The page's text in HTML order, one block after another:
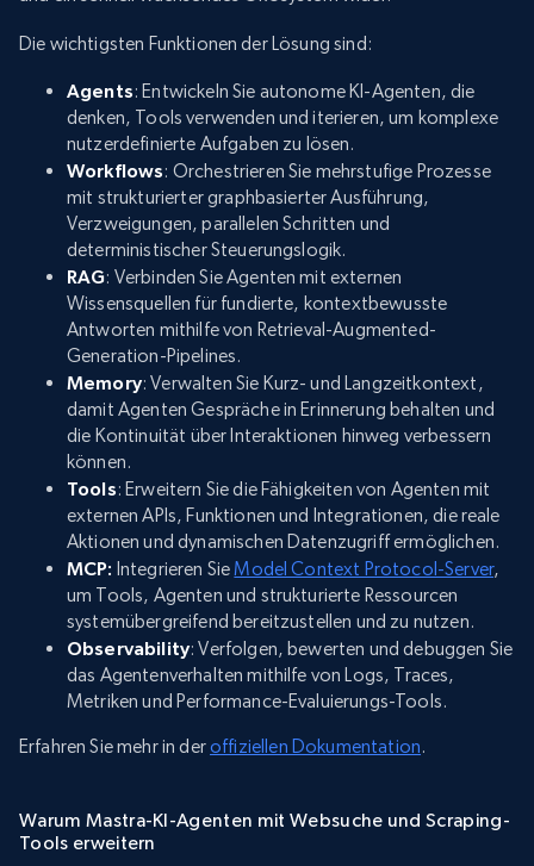
Die wichtigsten Funktionen der Lösung sind:
Agents: Entwickeln Sie autonome KI-Agenten, die
denken, Tools verwenden und iterieren, um komplexe
nutzerdefinierte Aufgaben zu lösen.
Workflows: Orchestrieren Sie mehrstufige Prozesse
mit strukturierter graphbasierter Ausführung,
Verzweigungen, parallelen Schritten und
deterministischer Steuerungslogik.
RAG: Verbinden Sie Agenten mit externen
Wissensquellen für fundierte, kontextbewusste
Antworten mithilfe von Retrieval-Augmented-
Generation-Pipelines.
Memory: Verwalten Sie Kurz- und Langzeitkontext,
damit Agenten Gespräche in Erinnerung behalten und
die Kontinuität über Interaktionen hinweg verbessern
können.
Tools: Erweitern Sie die Fähigkeiten von Agenten mit
externen APIs, Funktionen und Integrationen, die reale
Aktionen und dynamischen Datenzugriff ermöglichen.
MCP: Integrieren SieModel Context Protocol-Server,
um Tools, Agenten und strukturierte Ressourcen
systemübergreifend bereitzustellen und zu nutzen.
Observability: Verfolgen, bewerten und debuggen Sie
das Agentenverhalten mithilfe von Logs, Traces,
Metriken und Performance-Evaluierungs-Tools.
Erfahren Sie mehr in deroffiziellen Dokumentation.
Warum Mastra-KI-Agenten mit Websuche und Scraping-
Tools erweitern